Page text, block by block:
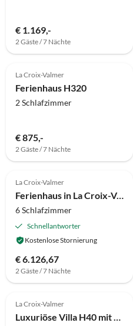
€ 1.169,-
2 Gäste / 7 Nächte
La Croix-Valmer
Ferienhaus H320
2 Schlafzimmer
€ 875,-
2 Gäste / 7 Nächte
La Croix-Valmer
Ferienhaus in La Croix-Valmer am Strand
6 Schlafzimmer
Schnellantworter
Kostenlose Stornierung
€ 6.126,67
2 Gäste / 7 Nächte
La Croix-Valmer
Luxuriöse Villa H40 mit viel Platz und eigenem Pool